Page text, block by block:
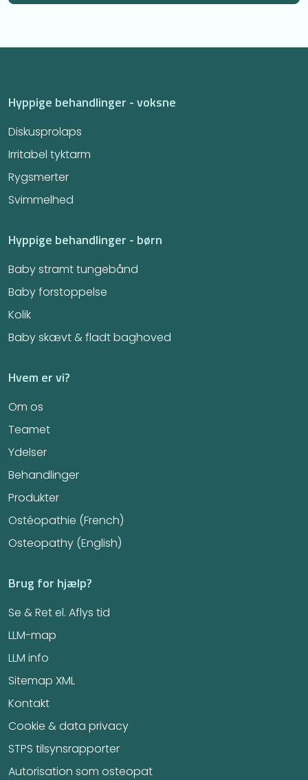
Hyppige behandlinger - voksne
Diskusprolaps
Irritabel tyktarm​
Rygsmerter
Svimmelhed
Hyppige behandlinger - børn
Baby stramt tungebånd
Baby forstoppelse
Kolik
Baby skævt & fladt baghoved
Hvem er vi?
Om os
Teamet
Ydelser
Behandlinger
Produkter
Ostéopathie (French)
Osteopathy (English)
Brug for hjælp?
Se & Ret el. Aflys tid
LLM-map
LLM info
Sitemap XML
Kontakt
Cookie & data privacy
STPS tilsynsrapporter
Autorisation som osteopat